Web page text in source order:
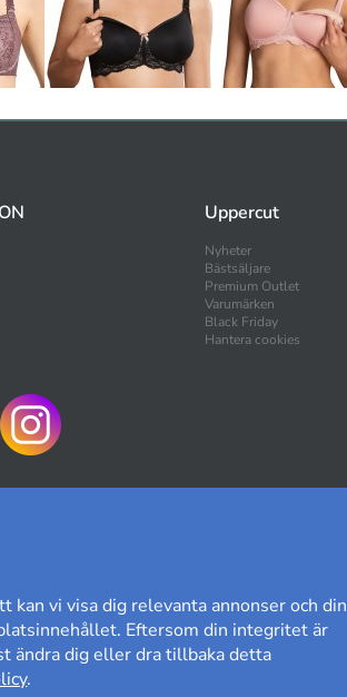
Uppercut
Nyheter
Bästsäljare
Premium Outlet
Varumärken
Black Friday
Hantera cookies
Kundomdöme på Prisjakt
kan vi visa dig relevanta annonser och din
Eftersom din integritet är
ändra dig eller dra tillbaka detta
.